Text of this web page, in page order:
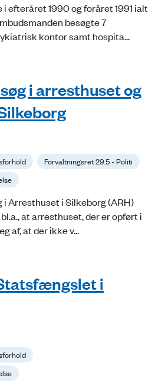
efteråret 1990 og foråret 1991 ialt
besøgte 7
kontor samt hospita...
i arresthuset og
Forvaltningsret 29.5 - Politi
Arresthuset i Silkeborg (ARH)
at arresthuset, der er opført i
af, at der ikke v...
i